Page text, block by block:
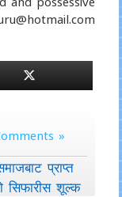
»
प्राप्त
सिफारीस शूल्क